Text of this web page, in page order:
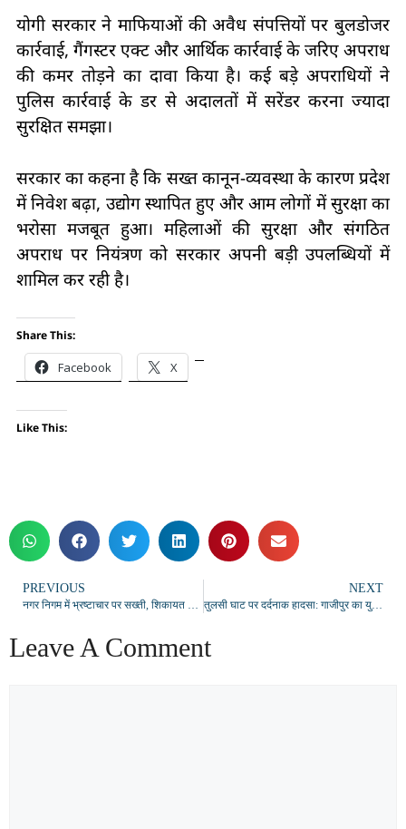
योगी सरकार ने माफियाओं की अवैध संपत्तियों पर बुलडोजर
कार्रवाई, गैंगस्टर एक्ट और आर्थिक कार्रवाई के जरिए अपराध
की कमर तोड़ने का दावा किया है। कई बड़े अपराधियों ने
पुलिस कार्रवाई के डर से अदालतों में सरेंडर करना ज्यादा
सुरक्षित समझा।
सरकार का कहना है कि सख्त कानून-व्यवस्था के कारण प्रदेश
में निवेश बढ़ा, उद्योग स्थापित हुए और आम लोगों में सुरक्षा का
भरोसा मजबूत हुआ। महिलाओं की सुरक्षा और संगठित
अपराध पर नियंत्रण को सरकार अपनी बड़ी उपलब्धियों में
शामिल कर रही है।
Share This:
Facebook X
Like This:
PREVIOUS
नगर निगम में भ्रष्टाचार पर सख्ती, शिकायत के लिए जारी हुआ विशेष हेल्पलाइन नंबर
NEXT
तुलसी घाट पर दर्दनाक हादसा: गाजीपुर का युवक गंगा में डूबा, एनडीआरएफ ने शव निकाला
Leave A Comment